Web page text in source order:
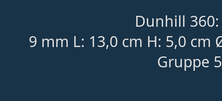
Dunhill
9 mm L: 13,0 cm H: 5,0 cm
Gruppe